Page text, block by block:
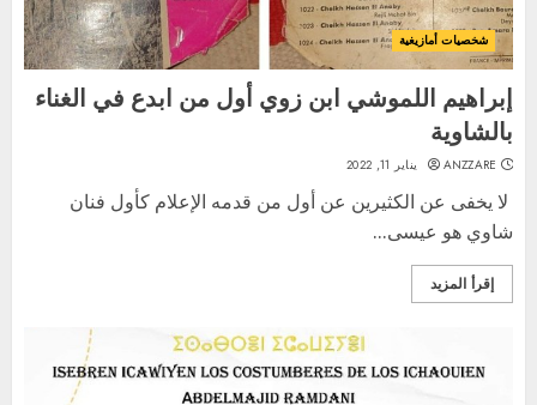
شخصيات أمازيغية
إبراهيم اللموشي ابن زوي أول من ابدع في الغناء
بالشاوية
ANZZARE يناير 11, 2022
لا يخفى عن الكثيرين عن أول من قدمه الإعلام كأول فنان
شاوي هو عيسى...
إقرأ المزيد